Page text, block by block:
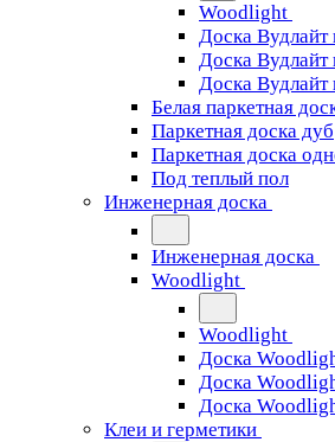
Woodlight
Доска
Доска
Доска
Белая паркетная
Паркетная доска дуб
Паркетная доска
Под теплый пол
Инженерная доска
Инженерная доска
Woodlight
Woodlight
Доска
Доска
Доска
Клеи и герметики